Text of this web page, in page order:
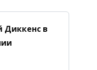
Диккенс в